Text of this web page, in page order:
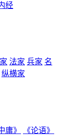
经
法家 兵家 名
纵横家
庸》 《论语》